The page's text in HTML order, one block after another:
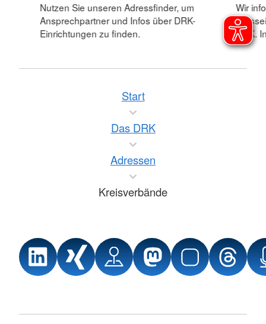
Nutzen Sie unseren Adressfinder, um
Ansprechpartner und Infos über DRK-
Einrichtungen zu finden.
Wir
DRK.
Start
Das DRK
Adressen
Kreisverbände